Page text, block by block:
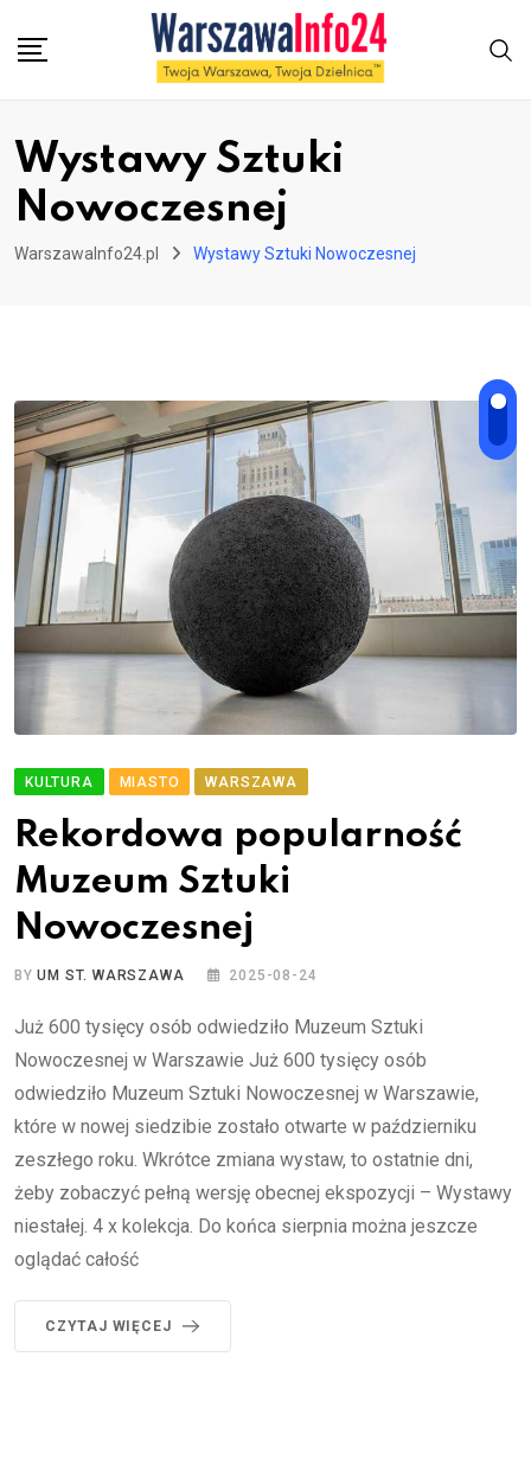
Wystawy Sztuki
Nowoczesnej
WarszawaInfo24.pl Wystawy Sztuki Nowoczesnej
KULTURA MIASTO WARSZAWA
Rekordowa popularność
Muzeum Sztuki
Nowoczesnej
BYUM ST. WARSZAWA 2025-08-24
Już 600 tysięcy osób odwiedziło Muzeum Sztuki
Nowoczesnej w Warszawie Już 600 tysięcy osób
odwiedziło Muzeum Sztuki Nowoczesnej w Warszawie,
które w nowej siedzibie zostało otwarte w październiku
zeszłego roku. Wkrótce zmiana wystaw, to ostatnie dni,
żeby zobaczyć pełną wersję obecnej ekspozycji – Wystawy
niestałej. 4 x kolekcja. Do końca sierpnia można jeszcze
oglądać całość
CZYTAJ WIĘCEJ